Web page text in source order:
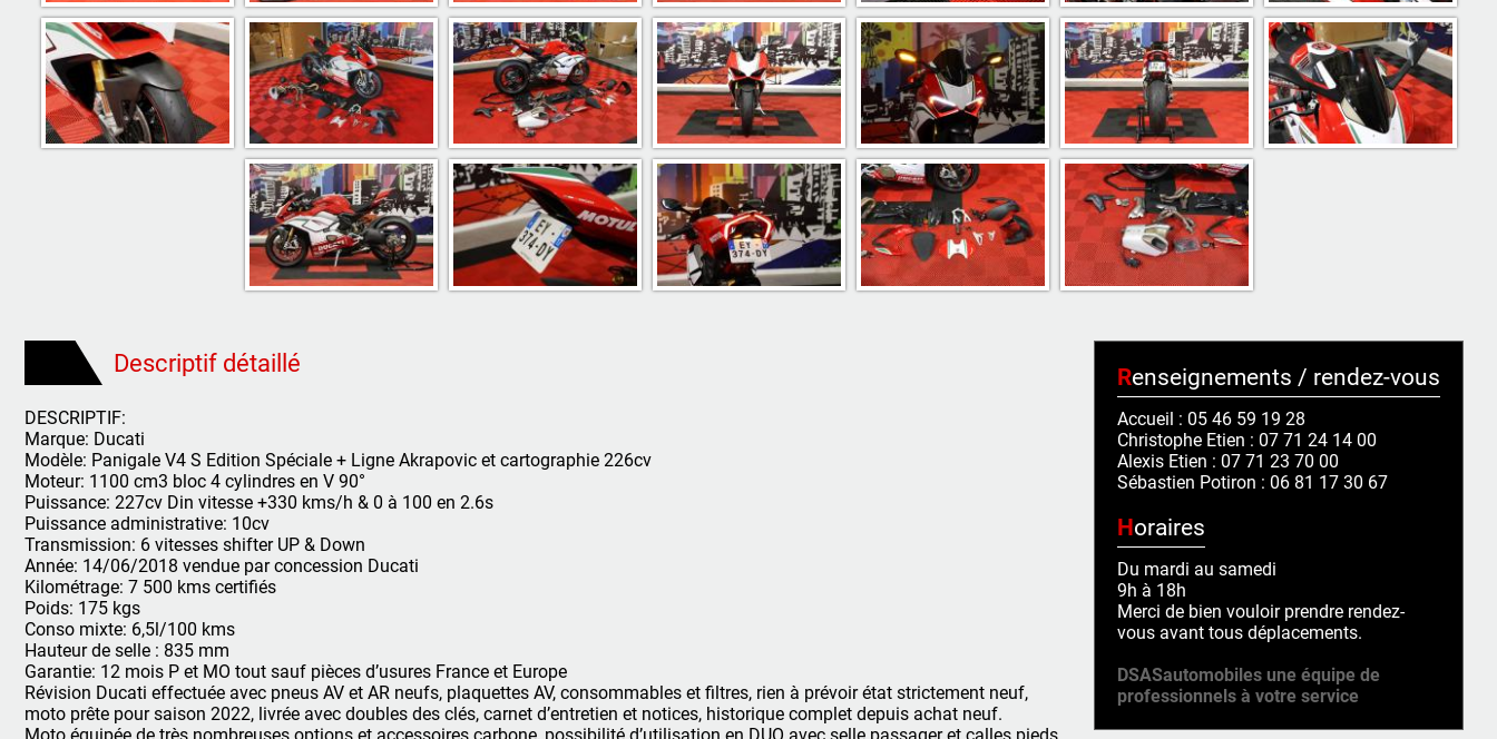
Descriptif détaillé
DESCRIPTIF:
Marque: Ducati
Modèle: Panigale V4 S Edition Spéciale + Ligne Akrapovic et cartographie 226cv
Moteur: 1100 cm3 bloc 4 cylindres en V 90°
Puissance: 227cv Din vitesse +330 kms/h & 0 à 100 en 2.6s
Puissance administrative: 10cv
Transmission: 6 vitesses shifter UP & Down
Année: 14/06/2018 vendue par concession Ducati
Kilométrage: 7 500 kms certifiés
Poids: 175 kgs
Conso mixte: 6,5l/100 kms
Hauteur de selle : 835 mm
Garantie: 12 mois P et MO tout sauf pièces d’usures France et Europe
Révision Ducati effectuée avec pneus AV et AR neufs, plaquettes AV, consommables et filtres, rien à prévoir état strictement neuf,
moto prête pour saison 2022, livrée avec doubles des clés, carnet d’entretien et notices, historique complet depuis achat neuf.
Renseignements / rendez-vous
Accueil : 05 46 59 19 28
Christophe Etien : 07 71 24 14 00
Alexis Etien : 07 71 23 70 00
Sébastien Potiron : 06 81 17 30 67
Horaires
Du mardi au samedi
9h à 18h
Merci de bien vouloir prendre rendez-
vous avant tous déplacements.
DSASautomobiles une équipe de
professionnels à votre service